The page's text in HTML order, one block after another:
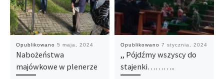
Opublikowano 5 maja, 2024
Nabożeństwa
majówkowe w plenerze
Opublikowano 7 stycznia, 2024
,, Pójdźmy wszyscy do
stajenki………..